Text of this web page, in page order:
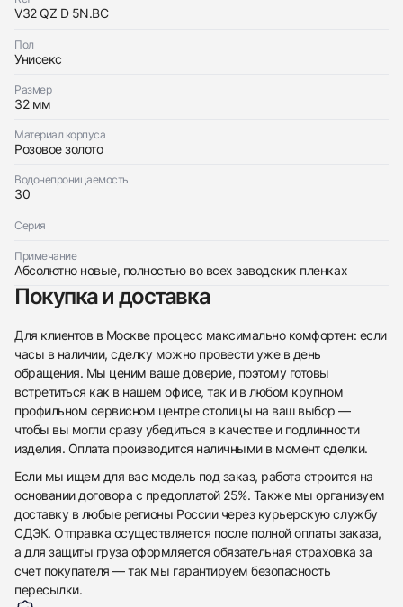
V32 QZ D 5N.BC
Пол
Унисекс
Размер
32 мм
Материал корпуса
Розовое золото
Водонепроницаемость
30
Серия
Примечание
Абсолютно новые, полностью во всех заводских пленках
Покупка и доставка
Для клиентов в Москве процесс максимально комфортен: если
часы в наличии, сделку можно провести уже в день
обращения. Мы ценим ваше доверие, поэтому готовы
встретиться как в нашем офисе, так и в любом крупном
профильном сервисном центре столицы на ваш выбор —
чтобы вы могли сразу убедиться в качестве и подлинности
изделия. Оплата производится наличными в момент сделки.
Если мы ищем для вас модель под заказ, работа строится на
основании договора с предоплатой 25%. Также мы организуем
доставку в любые регионы России через курьерскую службу
СДЭК. Отправка осуществляется после полной оплаты заказа,
а для защиты груза оформляется обязательная страховка за
счет покупателя — так мы гарантируем безопасность
пересылки.
с вами
Franck Muller
Ladies Collection Vanguard
Новые
Приложите фото ваших часов…